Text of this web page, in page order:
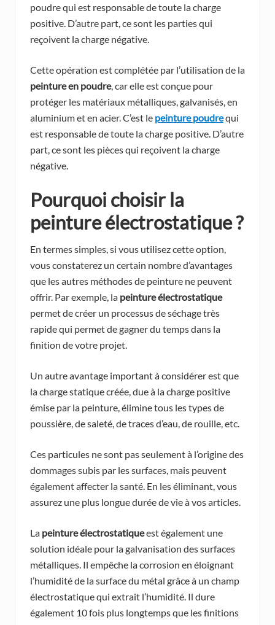
poudre qui est responsable de toute la charge
positive. D’autre part, ce sont les parties qui
reçoivent la charge négative.
Cette opération est complétée par l’utilisation de la
peinture en poudre, car elle est conçue pour
protéger les matériaux métalliques, galvanisés, en
aluminium et en acier. C’est le peinture poudrequi
est responsable de toute la charge positive. D’autre
part, ce sont les pièces qui reçoivent la charge
négative.
Pourquoi choisir la
peinture électrostatique ?
En termes simples, si vous utilisez cette option,
vous constaterez un certain nombre d’avantages
que les autres méthodes de peinture ne peuvent
offrir. Par exemple, la peinture électrostatique
permet de créer un processus de séchage très
rapide qui permet de gagner du temps dans la
finition de votre projet.
Un autre avantage important à considérer est que
la charge statique créée, due à la charge positive
émise par la peinture, élimine tous les types de
poussière, de saleté, de traces d’eau, de rouille, etc.
Ces particules ne sont pas seulement à l’origine des
dommages subis par les surfaces, mais peuvent
également affecter la santé. En les éliminant, vous
assurez une plus longue durée de vie à vos articles.
La peinture électrostatiqueest également une
solution idéale pour la galvanisation des surfaces
métalliques. Il empêche la corrosion en éloignant
l’humidité de la surface du métal grâce à un champ
électrostatique qui extrait l’humidité. Il dure
également 10 fois plus longtemps que les finitions